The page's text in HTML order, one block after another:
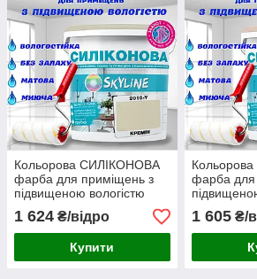
Кольорова СИЛІКОНОВА
фарба для приміщень з
підвищеною вологістю
миюча протигрибкова
матова емаль SkyLine
Кремін 5 л
1 624 ₴/відро
Купити
фарба для
миюча
матова
Грівальд 5
1 605₴/